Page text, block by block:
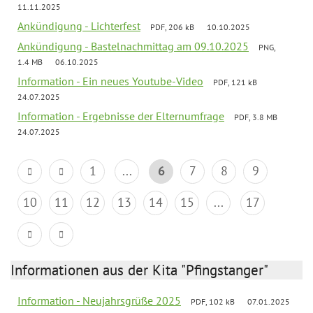
11.11.2025
Ankündigung - Lichterfest PDF, 206 kB 10.10.2025
Ankündigung - Bastelnachmittag am 09.10.2025
PNG,
1.4 MB
06.10.2025
Information - Ein neues Youtube-Video
PDF, 121 kB
24.07.2025
Information - Ergebnisse der Elternumfrage
PDF, 3.8 MB
24.07.2025
1 ... 6 7 8
9
10
11 12 13 14 15 ... 17
Informationen aus der Kita "Pfingstanger"
Information - Neujahrsgrüße 2025 PDF, 102 kB 07.01.2025